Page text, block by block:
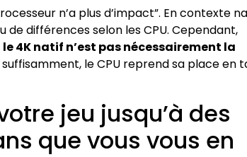
n’a plus d’impact”. En contexte
différences selon les CPU. Cependant,
4K natif n’est pas nécessairement la
le CPU reprend sa place en
jeu jusqu’à des
que vous vous en